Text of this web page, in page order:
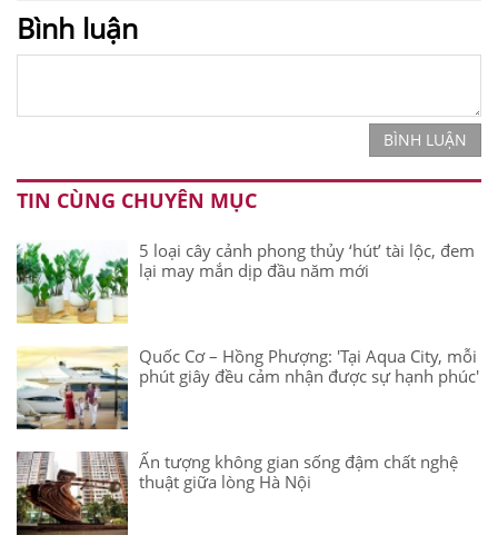
Bình luận
BÌNH LUẬN
TIN CÙNG CHUYÊN MỤC
5 loại cây cảnh phong thủy ‘hút’ tài lộc, đem
lại may mắn dịp đầu năm mới
Quốc Cơ – Hồng Phượng: 'Tại Aqua City, mỗi
phút giây đều cảm nhận được sự hạnh phúc'
Ấn tượng không gian sống đậm chất nghệ
thuật giữa lòng Hà Nội